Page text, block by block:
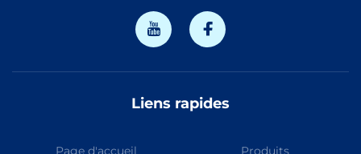
Liens rapides
Page d'accueil Produits